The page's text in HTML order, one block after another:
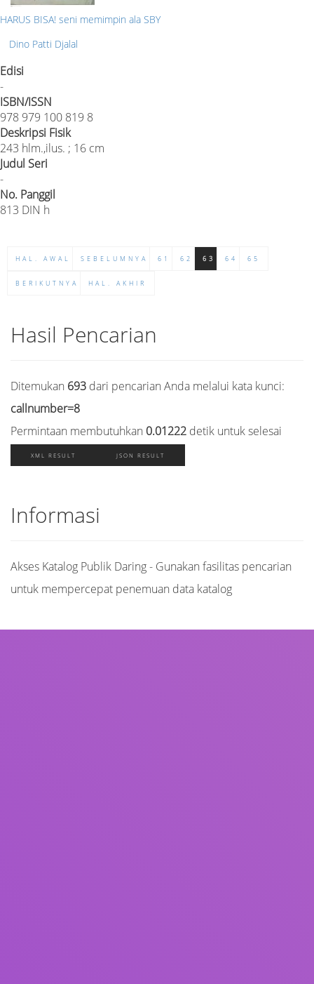
HARUS BISA! seni memimpin ala SBY
Dino Patti Djalal
Edisi
-
ISBN/ISSN
978 979 100 819 8
Deskripsi Fisik
243 hlm.,ilus. ; 16 cm
Judul Seri
-
No. Panggil
813 DIN h
HAL. AWAL SEBELUMNYA 61 62 63 64 65
BERIKUTNYA HAL. AKHIR
Hasil Pencarian
Ditemukan 693 dari pencarian Anda melalui kata kunci:
callnumber=8
Permintaan membutuhkan 0.01222 detik untuk selesai
XML RESULT JSON RESULT
Informasi
Akses Katalog Publik Daring - Gunakan fasilitas pencarian
untuk mempercepat penemuan data katalog